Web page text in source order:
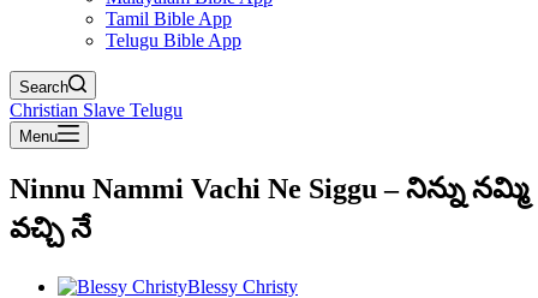
Tamil Bible App
Telugu Bible App
Search
Christian Slave Telugu
Menu
Ninnu Nammi Vachi Ne Siggu – నిన్ను నమ్మి
వచ్చి నే
Blessy Christy